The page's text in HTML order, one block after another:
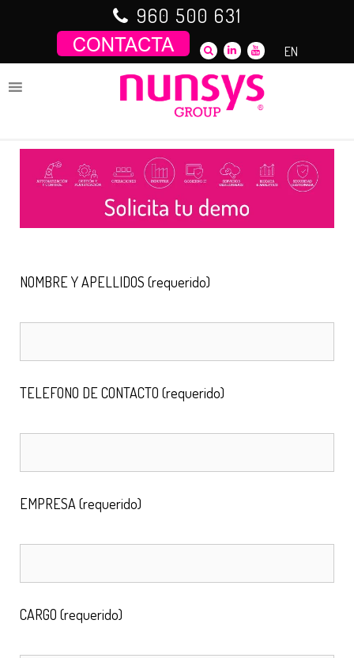
960 500 631
EN
NOMBRE Y APELLIDOS (requerido)
TELEFONO DE CONTACTO (requerido)
EMPRESA (requerido)
CARGO (requerido)